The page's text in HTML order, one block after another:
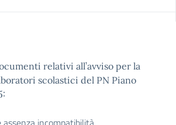
relativi all’avviso per la
scolastici del PN Piano